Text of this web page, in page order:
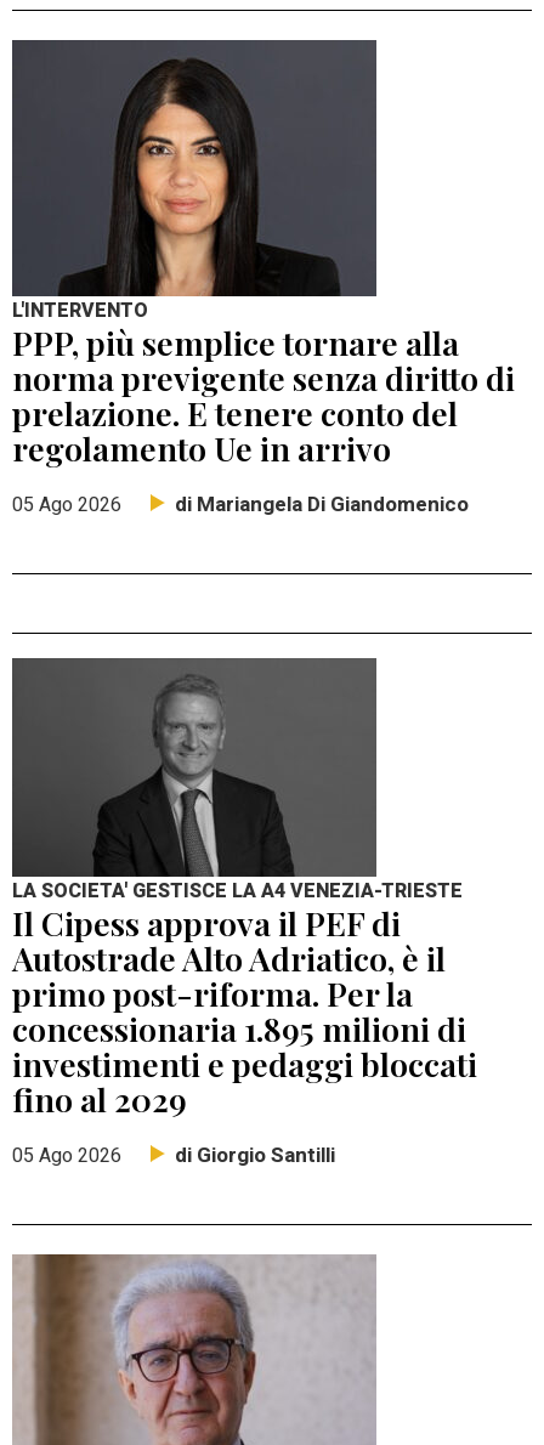
L'INTERVENTO
PPP, più semplice tornare alla
norma previgente senza diritto di
prelazione. E tenere conto del
regolamento Ue in arrivo
05 Ago 2026 di Mariangela Di Giandomenico
LA SOCIETA' GESTISCE LA A4 VENEZIA-TRIESTE
Il Cipess approva il PEF di
Autostrade Alto Adriatico, è il
primo post-riforma. Per la
concessionaria 1.895 milioni di
investimenti e pedaggi bloccati
fino al 2029
05 Ago 2026 di Giorgio Santilli